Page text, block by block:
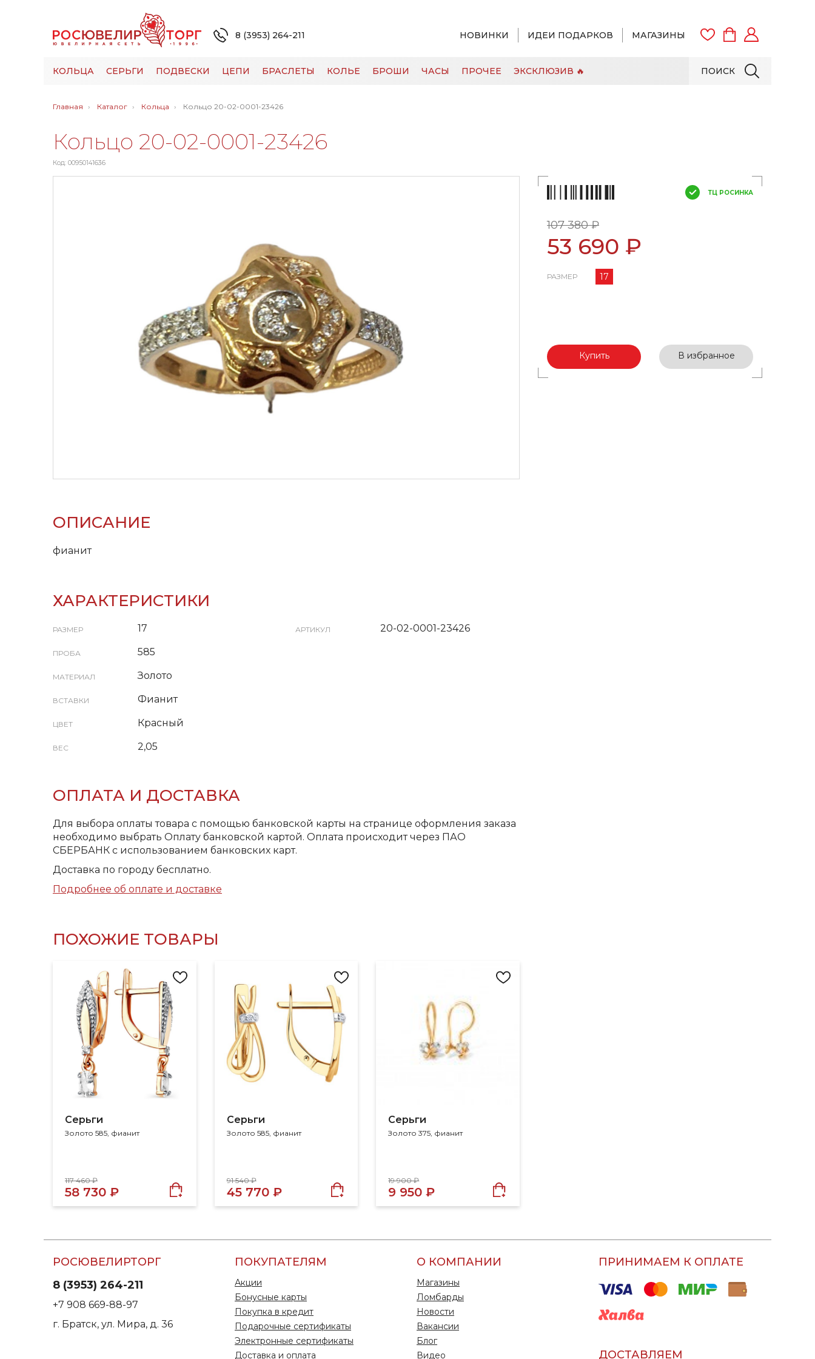
8 (3953) 264-211 НОВИНКИ ИДЕИ ПОДАРКОВ МАГАЗИНЫ
ПОИСК
КОЛЬЦА СЕРЬГИ ПОДВЕСКИ ЦЕПИ БРАСЛЕТЫ КОЛЬЕ БРОШИ ЧАСЫ ПРОЧЕЕ ЭКСКЛЮЗИВ 🔥
Главная Каталог Кольца Кольцо 20-02-0001-23426
Кольцо 20-02-0001-23426
Код: 00950141636
ОПИСАНИЕ
фианит
ХАРАКТЕРИСТИКИ
РАЗМЕР 17
ПРОБА 585
МАТЕРИАЛ Золото
ВСТАВКИ Фианит
ЦВЕТ Красный
ВЕС 2,05
АРТИКУЛ 20-02-0001-23426
ОПЛАТА И ДОСТАВКА
Для выбора оплаты товара с помощью банковской карты на странице оформления заказа
необходимо выбрать Оплату банковской картой. Оплата происходит через ПАО
СБЕРБАНК с использованием банковских карт.
Доставка по городу бесплатно.
Подробнее об оплате и доставке
ПОХОЖИЕ ТОВАРЫ
Серьги
Золото 585, фианит
117 460 ₽
58 730 ₽
Серьги
Золото 585, фианит
91 540 ₽
45 770 ₽
Серьги
Золото 375, фианит
19 900 ₽
9 950 ₽
ТЦ РОСИНКА
107 380 ₽
53 690 ₽
РАЗМЕР 17
Купить В избранное
РОСЮВЕЛИРТОРГ
8 (3953) 264-211
+7 908 669-88-97
г. Братск, ул. Мира, д. 36
ПОКУПАТЕЛЯМ
Акции
Бонусные карты
Покупка в кредит
Подарочные сертификаты
Электронные сертификаты
Доставка и оплата
О КОМПАНИИ
Магазины
Ломбарды
Новости
Вакансии
Блог
Видео
ПРИНИМАЕМ К ОПЛАТЕ
ДОСТАВЛЯЕМ